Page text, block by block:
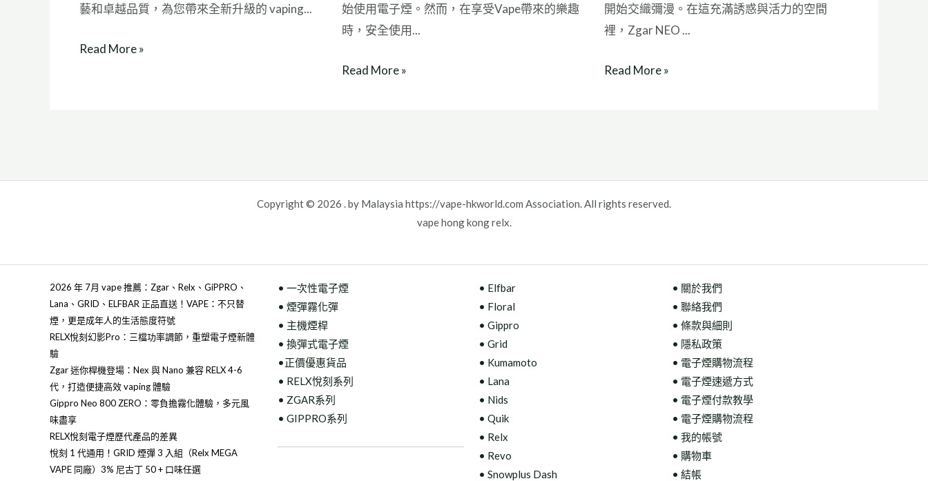
藝和卓越品質，為您帶來全新升級的 vaping...
Read More »
始使用電子煙。然而，在享受Vape帶來的樂趣
時，安全使用...
Read More »
開始交織彌漫。在這充滿誘惑與活力的空間
裡，Zgar NEO ...
Read More »
Copyright © 2026 . by Malaysia https://vape-hkworld.com Association. All rights reserved.
vape hong kong relx.
2026 年 7月 vape 推薦：Zgar、Relx、GiPPRO、
Lana、GRID、ELFBAR 正品直送！VAPE：不只替
煙，更是成年人的生活態度符號
RELX悅刻幻影Pro：三檔功率調節，重塑電子煙新體
驗
Zgar 迷你桿機登場：Nex 與 Nano 兼容 RELX 4-6
代，打造便捷高效 vaping 體驗
Gippro Neo 800 ZERO：零負擔霧化體驗，多元風
味盡享
RELX悅刻電子煙歷代產品的差異
悅刻 1 代通用！GRID 煙彈 3 入組（Relx MEGA
VAPE 同廠）3% 尼古丁 50 + 口味任選
• 一次性電子煙
• 煙彈霧化彈
• 主機煙桿
• 換彈式電子煙
•正價優惠貨品
• RELX悅刻系列
• ZGAR系列
• GIPPRO系列
• Elfbar
• Floral
• Gippro
• Grid
• Kumamoto
• Lana
• Nids
• Quik
• Relx
• Revo
• Snowplus Dash
• 關於我們
• 聯絡我們
• 條款與細則
• 隱私政策
• 電子煙購物流程
• 電子煙速遞方式
• 電子煙付款教學
• 電子煙購物流程
• 我的帳號
• 購物車
• 結帳